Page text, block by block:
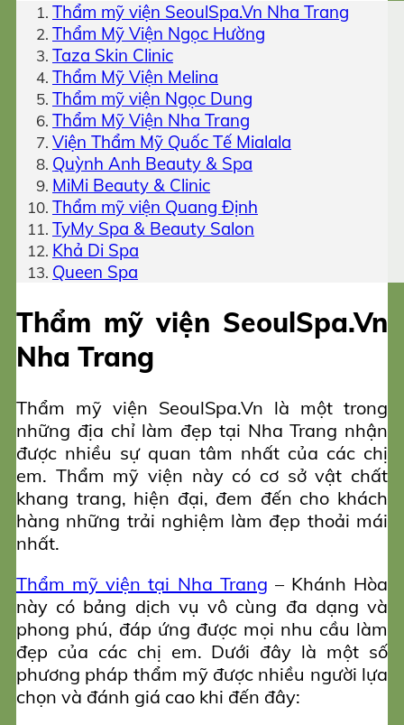
Thẩm mỹ viện SeoulSpa.Vn Nha Trang
Thẩm Mỹ Viện Ngọc Hường
Taza Skin Clinic
Thẩm Mỹ Viện Melina
Thẩm mỹ viện Ngọc Dung
Thẩm Mỹ Viện Nha Trang
Viện Thẩm Mỹ Quốc Tế Mialala
Quỳnh Anh Beauty & Spa
MiMi Beauty & Clinic
Thẩm mỹ viện Quang Định
TyMy Spa & Beauty Salon
Khả Di Spa
Queen Spa
Thẩm mỹ viện SeoulSpa.Vn
Nha Trang
Thẩm mỹ viện SeoulSpa.Vn là một trong
những địa chỉ làm đẹp tại Nha Trang nhận
được nhiều sự quan tâm nhất của các chị
em. Thẩm mỹ viện này có cơ sở vật chất
khang trang, hiện đại, đem đến cho khách
hàng những trải nghiệm làm đẹp thoải mái
nhất.
Thẩm mỹ viện tại Nha Trang – Khánh Hòa
này có bảng dịch vụ vô cùng đa dạng và
phong phú, đáp ứng được mọi nhu cầu làm
đẹp của các chị em. Dưới đây là một số
phương pháp thẩm mỹ được nhiều người lựa
chọn và đánh giá cao khi đến đây: